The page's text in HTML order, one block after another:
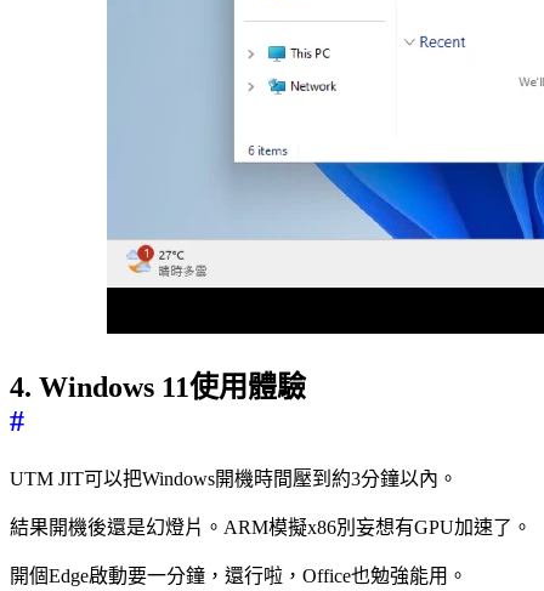
4. Windows 11使用體驗
#
UTM JIT可以把Windows開機時間壓到約3分鐘以內。
結果開機後還是幻燈片。ARM模擬x86別妄想有GPU加速了。
開個Edge啟動要一分鐘，還行啦，Office也勉強能用。